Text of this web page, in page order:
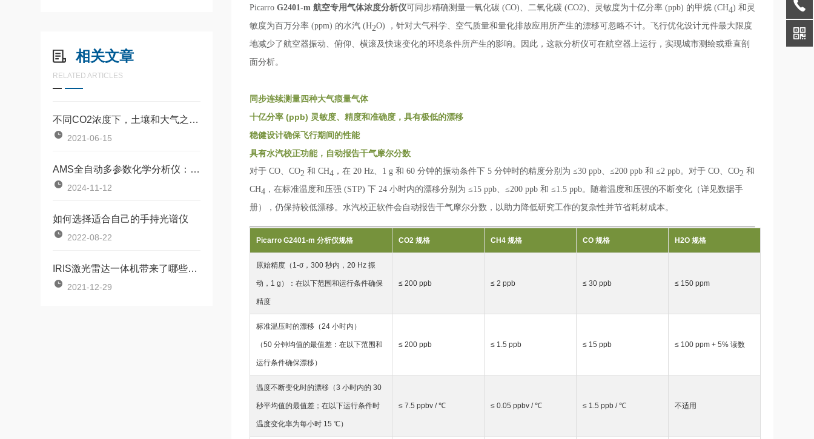
相关文章
RELATED ARTICLES
不同CO2浓度下，土壤和大气之间羰基硫的交换
2021-06-15
AMS全自动多参数化学分析仪：化学分析领域的革新工具
2024-11-12
如何选择适合自己的手持光谱仪
2022-08-22
IRIS激光雷达一体机带来了哪些特点
2021-12-29
Picarro G2401-m 航空专用气体浓度分析仪可同步精确测量一氧化碳 (CO)、二氧化碳 (CO2)、灵敏度为十亿分率 (ppb) 的甲烷 (CH4) 和灵
敏度为百万分率 (ppm) 的水汽 (H2O) ，针对大气科学、空气质量和量化排放应用所产生的漂移可忽略不计。飞行优化设计元件最大限度
地减少了航空器振动、俯仰、横滚及快速变化的环境条件所产生的影响。因此，这款分析仪可在航空器上运行，实现城市测绘或垂直剖
面分析。
同步连续测量四种大气痕量气体
十亿分率 (ppb) 灵敏度、精度和准确度，具有极低的漂移
稳健设计确保飞行期间的性能
具有水汽校正功能，自动报告干气摩尔分数
对于 CO、CO2 和 CH4 ，在 20 Hz、1 g 和 60 分钟的振动条件下 5 分钟时的精度分别为 ≤30 ppb、≤200 ppb 和 ≤2 ppb。对于 CO、CO2 和
CH4 ，在标准温度和压强 (STP) 下 24 小时内的漂移分别为 ≤15 ppb、≤200 ppb 和 ≤1.5 ppb。随着温度和压强的不断变化（详见数据手
册），仍保持较低漂移。水汽校正软件会自动报告干气摩尔分数，以助力降低研究工作的复杂性并节省耗材成本。
Picarro G2401-m 分析仪规格 CO2 规格 CH4 规格 CO 规格 H2O 规格
原始精度（1-σ，300 秒内，20 Hz 振
动，1 g）：在以下范围和运行条件确保
精度
≤ 200 ppb ≤ 2 ppb ≤ 30 ppb ≤ 150 ppm
标准温压时的漂移（24 小时内）
（50 分钟均值的最值差：在以下范围和
运行条件确保漂移）
≤ 200 ppb ≤ 1.5 ppb ≤ 15 ppb ≤ 100 ppm + 5% 读数
温度不断变化时的漂移（3 小时内的 30
秒平均值的最值差；在以下运行条件时
温度变化率为每小时 15 ℃）
≤ 7.5 ppbv / ℃ ≤ 0.05 ppbv / ℃ ≤ 1.5 ppb / ℃ 不适用